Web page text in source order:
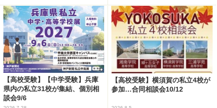
【高校受験】【中学受験】兵庫
県内の私立31校が集結、個別相
談会9/6
【高校受験】横須賀の私立4校が
参加…合同相談会10/12